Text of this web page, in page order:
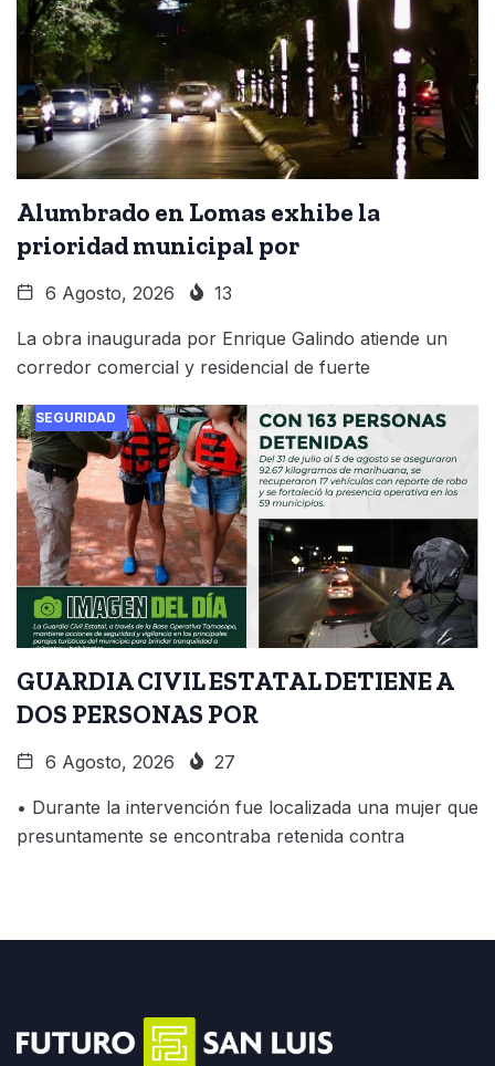
Alumbrado en Lomas exhibe la
prioridad municipal por
6 Agosto, 2026 13
La obra inaugurada por Enrique Galindo atiende un
corredor comercial y residencial de fuerte
SEGURIDAD
GUARDIA CIVIL ESTATAL DETIENE A
DOS PERSONAS POR
6 Agosto, 2026 27
• Durante la intervención fue localizada una mujer que
presuntamente se encontraba retenida contra